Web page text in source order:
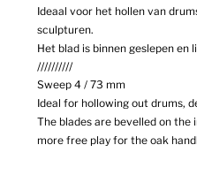
Ideaal voor het hollen van
sculpturen.
Het blad is binnen geslepen en
//////////
Sweep 4 / 73 mm
Ideal for hollowing out drums,
The blades are bevelled on the
more free play for the oak